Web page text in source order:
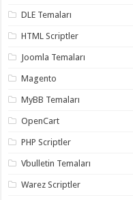
DLE Temaları
HTML Scriptler
Joomla Temaları
Magento
MyBB Temaları
OpenCart
PHP Scriptler
Vbulletin Temaları
Warez Scriptler